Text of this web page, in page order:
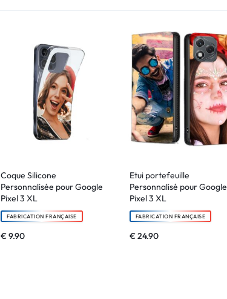
Coque Silicone
Personnalisée pour Google
Pixel 3 XL
FABRICATION FRANÇAISE
€9.90
Etui portefeuille
Personnalisé pour Google
Pixel 3 XL
FABRICATION FRANÇAISE
€24.90